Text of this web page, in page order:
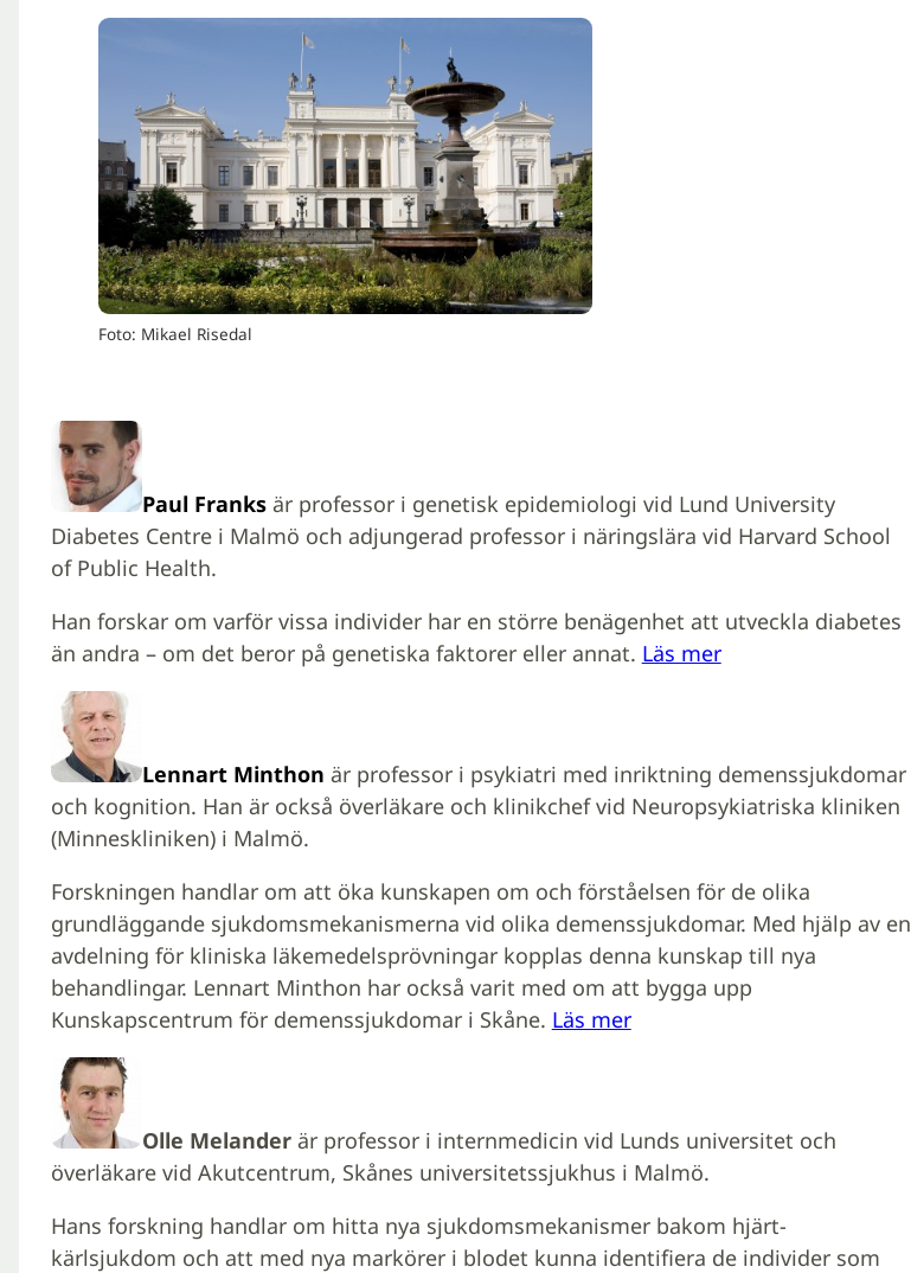
Foto: Mikael Risedal
Paul Franks är professor i genetisk epidemiologi vid Lund University
Diabetes Centre i Malmö och adjungerad professor i näringslära vid Harvard School
of Public Health.
Han forskar om varför vissa individer har en större benägenhet att utveckla diabetes
än andra – om det beror på genetiska faktorer eller annat. Läs mer
Lennart Minthon är professor i psykiatri med inriktning demenssjukdomar
och kognition. Han är också överläkare och klinikchef vid Neuropsykiatriska kliniken
(Minneskliniken) i Malmö.
Forskningen handlar om att öka kunskapen om och förståelsen för de olika
grundläggande sjukdomsmekanismerna vid olika demenssjukdomar. Med hjälp av en
avdelning för kliniska läkemedelsprövningar kopplas denna kunskap till nya
behandlingar. Lennart Minthon har också varit med om att bygga upp
Kunskapscentrum för demenssjukdomar i Skåne. Läs mer
Olle Melanderär professor i internmedicin vid Lunds universitet och
överläkare vid Akutcentrum, Skånes universitetssjukhus i Malmö.
Hans forskning handlar om hitta nya sjukdomsmekanismer bakom hjärt-
kärlsjukdom och att med nya markörer i blodet kunna identifiera de individer som